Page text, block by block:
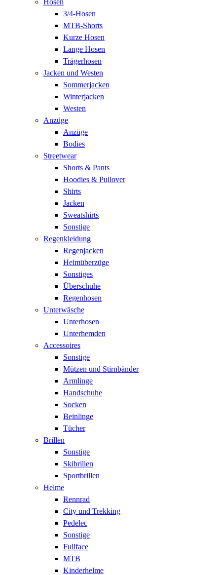
3/4-Hosen
MTB-Shorts
Kurze Hosen
Lange Hosen
Trägerhosen
Jacken und Westen
Sommerjacken
Winterjacken
Westen
Anzüge
Anzüge
Bodies
Streetwear
Shorts & Pants
Hoodies & Pullover
Shirts
Jacken
Sweatshirts
Sonstige
Regenkleidung
Regenjacken
Helmüberzüge
Sonstiges
Überschuhe
Regenhosen
Unterwäsche
Unterhosen
Unterhemden
Accessoires
Sonstige
Mützen und Stirnbänder
Armlinge
Handschuhe
Socken
Beinlinge
Tücher
Brillen
Sonstige
Skibrillen
Sportbrillen
Helme
Rennrad
City und Trekking
Pedelec
Sonstige
Fullface
MTB
Kinderhelme